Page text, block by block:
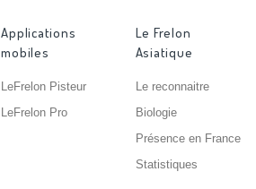
Applications
mobiles
LeFrelon Pisteur
LeFrelon Pro
Le Frelon
Asiatique
Le reconnaitre
Biologie
Présence en France
Statistiques